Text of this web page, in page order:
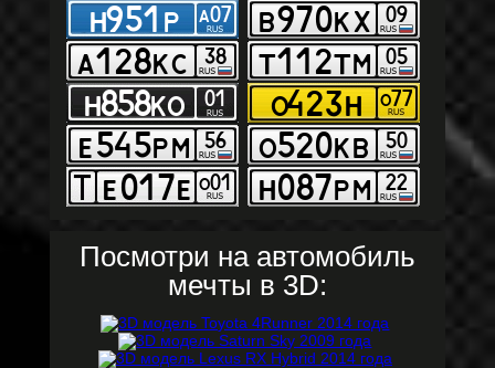
Посмотри на автомобиль
мечты в 3D: